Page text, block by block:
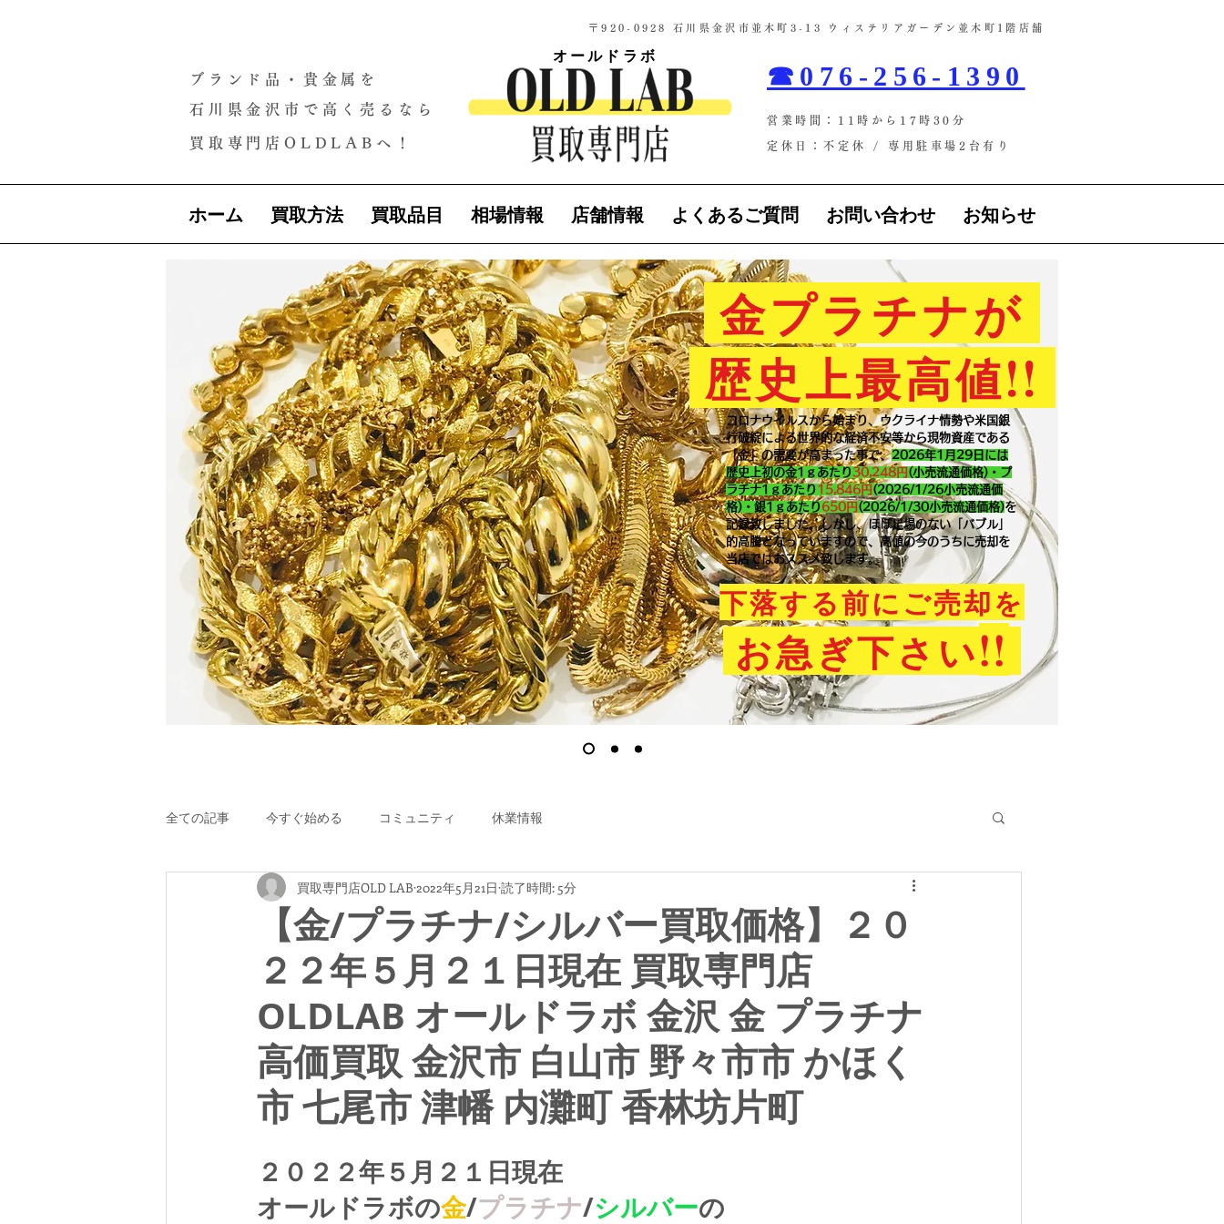
​〒920-0928 石川県金沢市並木町3-13 ウィステリアガーデン並木町1階店舗​
ブランド品・貴金属を
石川県金沢市で高く売るなら
買取専門店OLDLABへ！
オールドラボ
☎076-256-1390
営業時間：11時から17時30分
定休日：不定休 / ​専用駐車場2台有り
ホーム 買取方法 買取品目 相場情報 店舗情報 よくあるご質問 お問い合わせ お知らせ
金プラチナが
歴史上最高値!!
コロナウイルスから始まり、ウクライナ情勢や米国銀
行破綻による世界的な経済不安等から現物資産である
「金」の需要が高まった事で、2026年1月29 日には
歴史上初の金1ｇあたり30,248円 (小売流通価格)・プ
ラチナ1ｇあたり 15,846 円 (2026/1/26小売流通価
格)・銀1ｇあたり 650 円 (2026/1/30小売流通価格)を
記録致しました。​しかし、ほぼ足場のない「バブル」
的高騰となっていますので、高値の今のうちに売却を
当店ではおススメ致します。
下落する前にご売却を
お急ぎ下さい!!
全ての記事 今すぐ始める コミュニティ 休業情報
【金/プラチナ/シルバー買取価格】２０
２２年５月２１日現在 買取専門店
OLDLAB オールドラボ 金沢 金 プラチナ
高価買取 金沢市 白山市 野々市市 かほく
市 七尾市 津幡 内灘町 香林坊片町
買取専門店OLD LAB 2022年5月21日 読了時間: 5分
２０２２年５月２１日現在
オールドラボの金/プラチナ/シルバーの